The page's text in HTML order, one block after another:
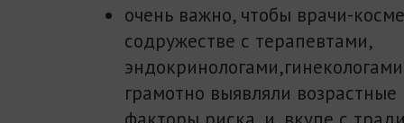
очень важно, чтобы врачи-
содружестве с терапевтами,
грамотно выявляли